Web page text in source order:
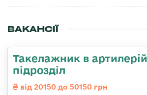
ВАКАНСІЇ
Такелажник в
підрозділ
від 20150 до 50150 грн